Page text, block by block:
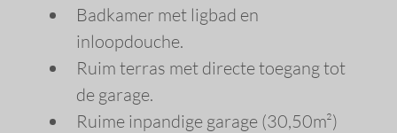
Badkamer met ligbad en
inloopdouche.
Ruim terras met directe toegang tot
de garage.
Ruime inpandige garage (30,50m²)